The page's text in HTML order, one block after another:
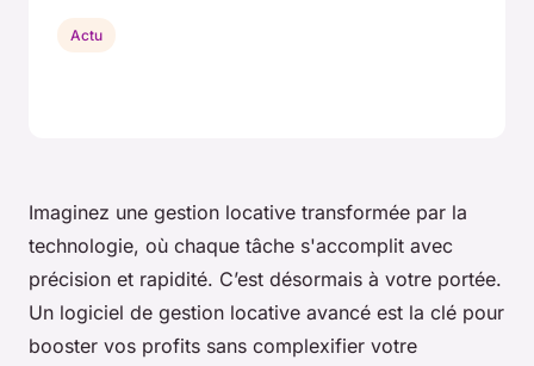
Imaginez une gestion locative transformée par la
technologie, où chaque tâche s'accomplit avec
précision et rapidité. C’est désormais à votre portée.
Un logiciel de gestion locative avancé est la clé pour
booster vos profits sans complexifier votre
Actu